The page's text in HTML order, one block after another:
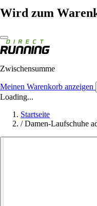
Wird zum
Zwischensumme
Meinen Warenkorb anzeigen
Loading...
Startseite
/ Damen-Laufschuhe